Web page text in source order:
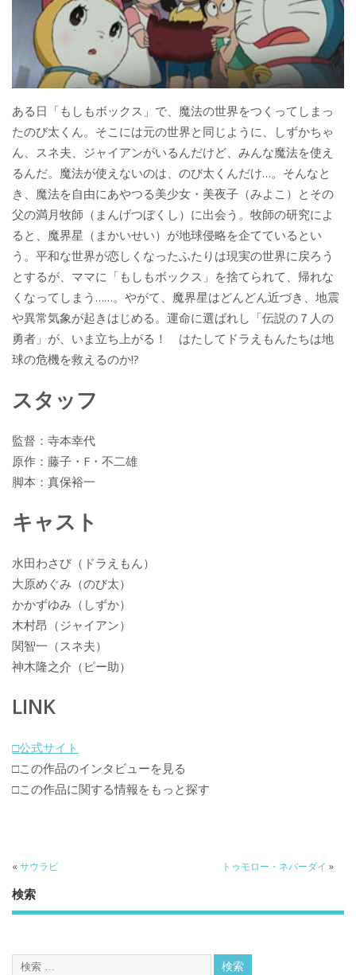
ある日「もしもボックス」で、魔法の世界をつくってしまっ
たのび太くん。そこには元の世界と同じように、しずかちゃ
ん、スネ夫、ジャイアンがいるんだけど、みんな魔法を使え
るんだ。魔法が使えないのは、のび太くんだけ…。そんなと
き、魔法を自由にあやつる美少女・美夜子（みよこ）とその
父の満月牧師（まんげつぼくし）に出会う。牧師の研究によ
ると、魔界星（まかいせい）が地球侵略を企てているとい
う。平和な世界が恋しくなったふたりは現実の世界に戻ろう
とするが、ママに「もしもボックス」を捨てられて、帰れな
くなってしまう……。やがて、魔界星はどんどん近づき、地震
や異常気象が起きはじめる。運命に選ばれし「伝説の７人の
勇者」が、いま立ち上がる！ はたしてドラえもんたちは地
球の危機を救えるのか!?
スタッフ
監督：寺本幸代
原作：藤子・F・不二雄
脚本：真保裕一
キャスト
水田わさび（ドラえもん）
大原めぐみ（のび太）
かかずゆみ（しずか）
木村昂（ジャイアン）
関智一（スネ夫）
神木隆之介（ピー助）
LINK
□公式サイト
□この作品のインタビューを見る
□この作品に関する情報をもっと探す
« サウラビ トゥモロー・ネバーダイ »
検索